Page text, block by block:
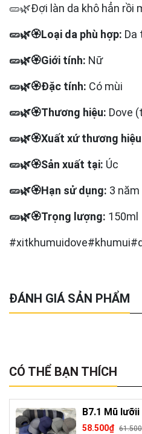
🥒🌿Đợi làn da khô hẳn rồi
🥒🌿🏵️Loại da phù hợp: Da
🥒🌿🏵️Giới tính: Nữ
🥒🌿🏵️Đặc tính: Có mùi
🥒🌿🏵️Thương hiệu: Dove
🥒🌿🏵️Xuất xứ thương
🥒🌿🏵️Sản xuất tại: Úc
🥒🌿🏵️Hạn sử dụng: 3
🥒🌿🏵️Trọng lượng: 150ml
ĐÁNH GIÁ SẢN PHẨM
CÓ THỂ BẠN THÍCH
B7.1 Mũ
58.500₫